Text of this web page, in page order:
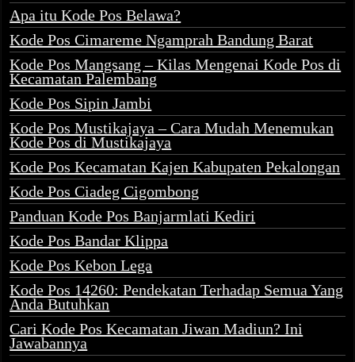
Apa itu Kode Pos Belawa?
Kode Pos Cimareme Ngamprah Bandung Barat
Kode Pos Mangsang – Kilas Mengenai Kode Pos di
Kecamatan Palembang
Kode Pos Sipin Jambi
Kode Pos Mustikajaya – Cara Mudah Menemukan
Kode Pos di Mustikajaya
Kode Pos Kecamatan Kajen Kabupaten Pekalongan
Kode Pos Ciadeg Cigombong
Panduan Kode Pos Banjarmlati Kediri
Kode Pos Bandar Klippa
Kode Pos Kebon Lega
Kode Pos 14260: Pendekatan Terhadap Semua Yang
Anda Butuhkan
Cari Kode Pos Kecamatan Jiwan Madiun? Ini
Jawabannya